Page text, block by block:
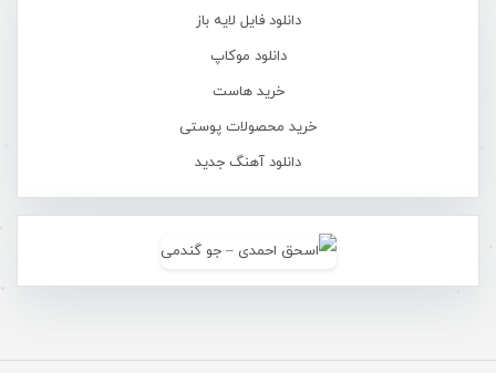
دانلود فایل لایه باز
دانلود موکاپ
خرید هاست
خرید محصولات پوستی
دانلود آهنگ جدید